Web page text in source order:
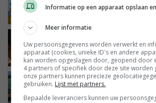
groot: Nederland in
Vlaamse varkensstapel
groeit door
VANDAAG, 15:20
‘Cijfer jezelf niet weg en
je gelukkig van wordt’
VANDAAG, 13:31
Informatie op een apparaat opslaan
Meer informatie
Uw persoonsgegevens worden verwerkt en
apparaat (cookies, unieke ID's en andere
kan worden opgeslagen door, geopend door
4 partners of specifiek door deze site worden
onze partners kunnen precieze
gebruiken. Lijst met partners.
Bepaalde leveranciers kunnen uw